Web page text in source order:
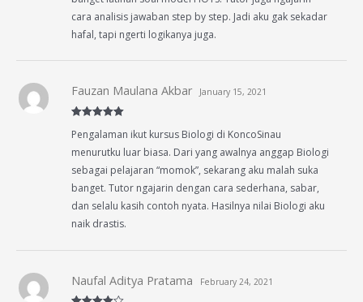
cara analisis jawaban step by step. Jadi aku gak sekadar
hafal, tapi ngerti logikanya juga.
of 5
Fauzan Maulana Akbar January 15, 2021
Pengalaman ikut kursus Biologi di KoncoSinau
menurutku luar biasa. Dari yang awalnya anggap Biologi
sebagai pelajaran “momok”, sekarang aku malah suka
banget. Tutor ngajarin dengan cara sederhana, sabar,
dan selalu kasih contoh nyata. Hasilnya nilai Biologi aku
naik drastis.
Naufal Aditya Pratama February 24, 2021